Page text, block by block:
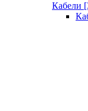
Кабели